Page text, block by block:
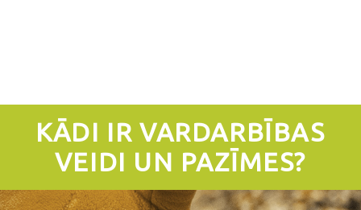
KĀDI IR VARDARBĪBAS
VEIDI UN PAZĪMES?